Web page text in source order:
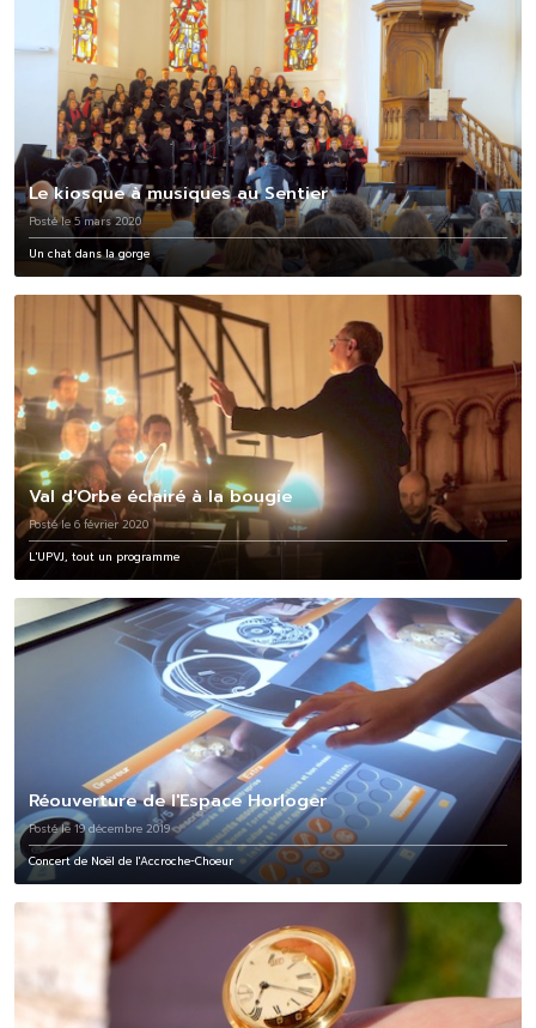
Le kiosque à musiques au Sentier
Posté le 5 mars 2020
Un chat dans la gorge
Val d'Orbe éclairé à la bougie
Posté le 6 février 2020
L'UPVJ, tout un programme
Réouverture de l'Espace Horloger
Posté le 19 décembre 2019
Concert de Noël de l'Accroche-Choeur